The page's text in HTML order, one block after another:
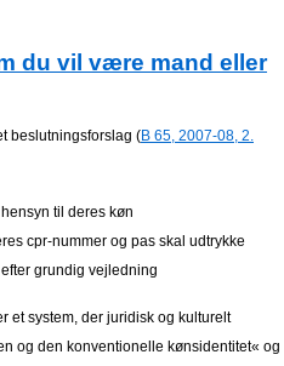
du vil være mand eller
beslutningsforslag (B 65, 2007-08, 2.
til deres køn
cpr-nummer og pas skal udtrykke
grundig vejledning
et system, der juridisk og kulturelt
og den konventionelle kønsidentitet« og